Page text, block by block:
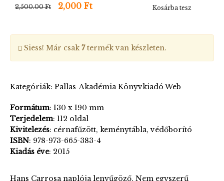
2,500.00 Ft 2,000 Ft Kosárba tesz
Siess! Már csak 7termék van készleten.
Kategóriák: Pallas-Akadémia Könyvkiadó Web
Formátum: 130 x 190 mm
Terjedelem: 112 oldal
Kivitelezés: cérnafűzött, keménytábla, védőborító
ISBN: 978-973-665-383-4
Kiadás éve: 2015
Hans Carrosa naplója lenyűgöző. Nem egyszerű